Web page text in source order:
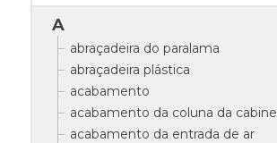
A
abraçadeira do paralama
abraçadeira plástica
acabamento
acabamento da coluna da cabine
acabamento da entrada de ar